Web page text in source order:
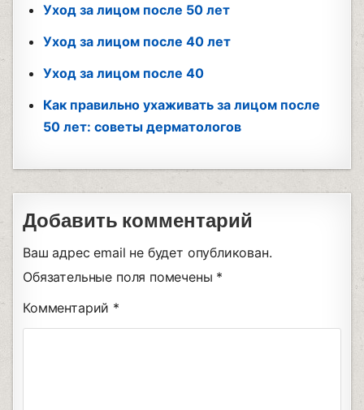
Уход за лицом после 50 лет
Уход за лицом после 40 лет
Уход за лицом после 40
Как правильно ухаживать за лицом после
50 лет: советы дерматологов
Добавить комментарий
Ваш адрес email не будет опубликован.
Обязательные поля помечены *
Комментарий *